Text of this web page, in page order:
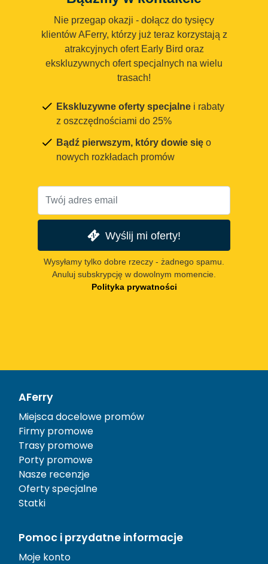
Nie przegap okazji - dołącz do tysięcy
klientów AFerry, którzy już teraz korzystają z
atrakcyjnych ofert Early Bird oraz
ekskluzywnych ofert specjalnych na wielu
trasach!
Ekskluzywne oferty specjalne i rabaty
z oszczędnościami do 25%
Bądź pierwszym, który dowie się o
nowych rozkładach promów
Wyślij mi oferty!
Wysyłamy tylko dobre rzeczy - żadnego spamu.
Anuluj subskrypcję w dowolnym momencie.
Polityka prywatności
AFerry
Miejsca docelowe promów
Firmy promowe
Trasy promowe
Porty promowe
Nasze recenzje
Oferty specjalne
Statki
Pomoc i przydatne informacje
Moje konto